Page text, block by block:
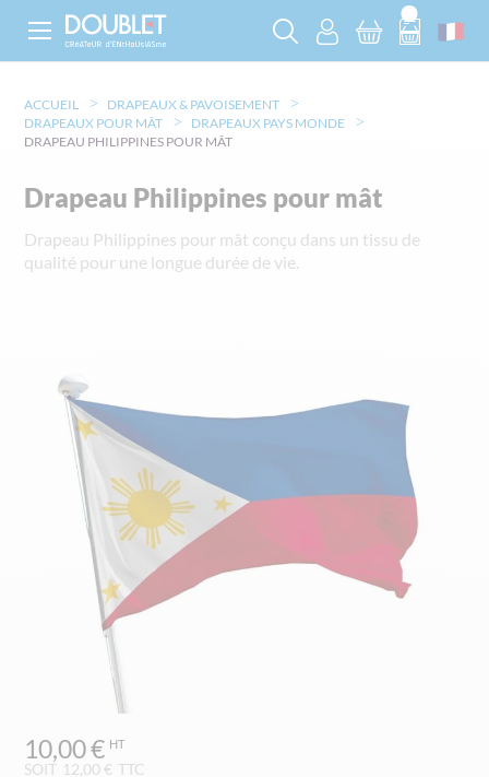
ACCUEIL
DRAPEAUX & PAVOISEMENT
DRAPEAUX POUR MÂT
DRAPEAUX PAYS MONDE
DRAPEAU PHILIPPINES POUR MÂT
SOIT 12,00 € TTC
10,00 €
Drapeau Philippines pour mât
Drapeau Philippines pour mât conçu dans un tissu de
qualité pour une longue durée de vie.
images
to
the